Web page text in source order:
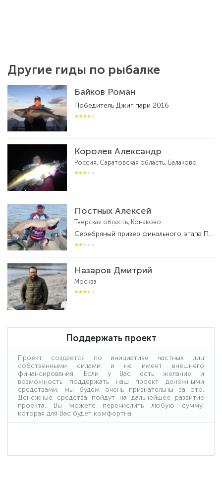
Другие гиды по рыбалке
Байков Роман
Победитель Джиг пари 2016
Королев Александр
Россия, Саратовская область, Балаково
Постных Алексей
Тверская область, Конаково
Серебряный призёр финального этапа ПАЛ. Обладатель кубка Москвы по ловле спиннингом с лодок . Чемпион Тверской области по спиннингу с лодок .Бронзовый призер кубка России по ловле спиннингом с лодок 2021 года.Действующий рыболов -спортсмен. Призер и победитель многих фестивалей и турниров по рыболовному спорту.
Назаров Дмитрий
Москва
Поддержать проект
Проект создается по инициативе частных лиц
собственными силами и не имеет внешнего
финансирования. Если у Вас есть желание и
возможность поддержать наш проект денежными
средствами, мы будем очень признательны за это.
Денежные средства пойдут на дальнейшее развитие
проекта. Вы можете перечислить любую сумму,
которая для Вас будет комфортна.